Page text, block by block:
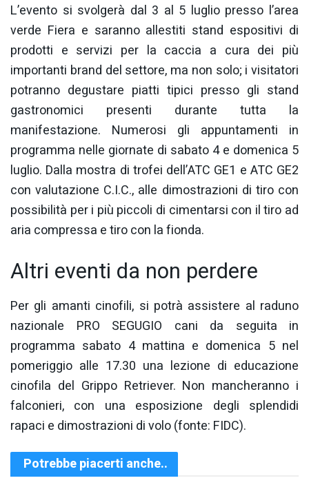
L’evento si svolgerà dal 3 al 5 luglio presso l’area
verde Fiera e saranno allestiti stand espositivi di
prodotti e servizi per la caccia a cura dei più
importanti brand del settore, ma non solo; i visitatori
potranno degustare piatti tipici presso gli stand
gastronomici presenti durante tutta la
manifestazione. Numerosi gli appuntamenti in
programma nelle giornate di sabato 4 e domenica 5
luglio. Dalla mostra di trofei dell’ATC GE1 e ATC GE2
con valutazione C.I.C., alle dimostrazioni di tiro con
possibilità per i più piccoli di cimentarsi con il tiro ad
aria compressa e tiro con la fionda.
Altri eventi da non perdere
Per gli amanti cinofili, si potrà assistere al raduno
nazionale PRO SEGUGIO cani da seguita in
programma sabato 4 mattina e domenica 5 nel
pomeriggio alle 17.30 una lezione di educazione
cinofila del Grippo Retriever. Non mancheranno i
falconieri, con una esposizione degli splendidi
rapaci e dimostrazioni di volo (fonte: FIDC).
Potrebbe piacerti anche..